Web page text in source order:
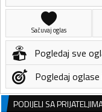
Sačuvaj oglas
Pogledaj sve
Pogledaj
PODIJELI SA